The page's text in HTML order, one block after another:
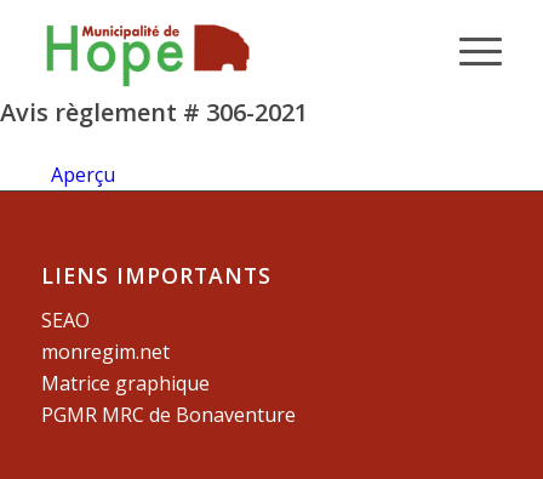
Avis règlement # 306-2021
Aperçu
LIENS IMPORTANTS
SEAO
monregim.net
Matrice graphique
PGMR MRC de Bonaventure